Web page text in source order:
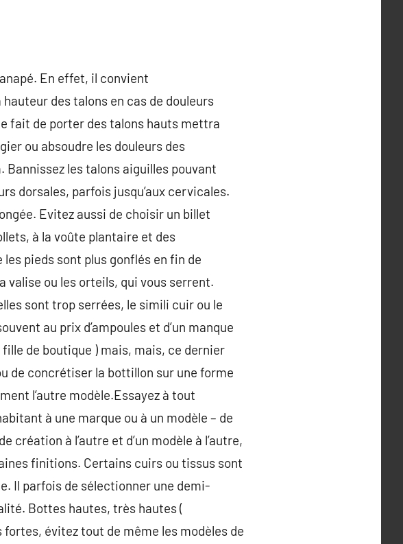
En effet, il convient
des talons en cas de douleurs
fait de porter des talons hauts mettra
ou absoudre les douleurs des
les talons aiguilles pouvant
dorsales, parfois jusqu’aux cervicales.
Evitez aussi de choisir un billet
à la voûte plantaire et des
les pieds sont plus gonflés en fin de
valise ou les orteils, qui vous serrent.
sont trop serrées, le simili cuir ou le
au prix d’ampoules et d’un manque
fille de boutique ) mais, mais, ce dernier
de concrétiser la bottillon sur une forme
l’autre modèle.Essayez à tout
à une marque ou à un modèle – de
à l’autre et d’un modèle à l’autre,
finitions. Certains cuirs ou tissus sont
Il parfois de sélectionner une demi-
Bottes hautes, très hautes (
évitez tout de même les modèles de